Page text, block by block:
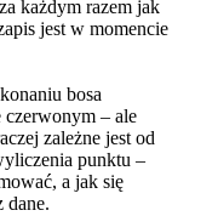
każdym razem jak
jest w momencie
bosa
– ale
zależne jest od
punktu –
a jak się
dane.